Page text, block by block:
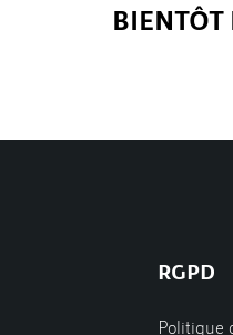
RGPD
Politique